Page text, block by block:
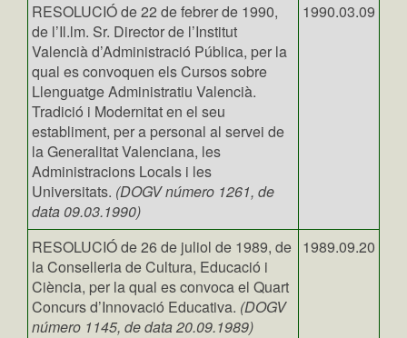
RESOLUCIÓ de 22 de febrer de 1990,
de l’Il.lm. Sr. Director de l’Institut
Valencià d’Administració Pública, per la
qual es convoquen els Cursos sobre
Llenguatge Administratiu Valencià.
Tradició i Modernitat en el seu
establiment, per a personal al servei de
la Generalitat Valenciana, les
Administracions Locals i les
Universitats. (DOGV número 1261, de
data 09.03.1990)
1990.03.09
RESOLUCIÓ de 26 de juliol de 1989, de
la Conselleria de Cultura, Educació i
Ciència, per la qual es convoca el Quart
Concurs d’Innovació Educativa. (DOGV
número 1145, de data 20.09.1989)
1989.09.20